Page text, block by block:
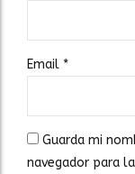
Email *
Guarda mi
navegador para